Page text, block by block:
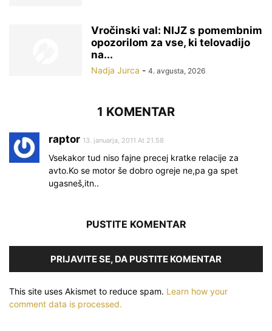
Vročinski val: NIJZ s pomembnim
opozorilom za vse, ki telovadijo
na...
Nadja Jurca - 4. avgusta, 2026
1 KOMENTAR
raptor 13. januarja, 2011 At 21.58
Vsekakor tud niso fajne precej kratke relacije za
avto.Ko se motor še dobro ogreje ne,pa ga spet
ugasneš,itn..
PUSTITE KOMENTAR
PRIJAVITE SE, DA PUSTITE KOMENTAR
This site uses Akismet to reduce spam. Learn how your
comment data is processed.